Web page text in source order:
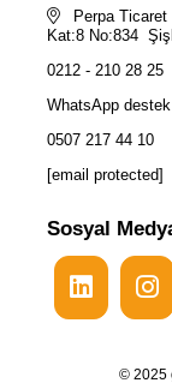
Perpa
Kat:8 No:834
0212 - 210 28 25
WhatsApp destek
0507 217 44 10
[email protected]
Sosyal
© 2025